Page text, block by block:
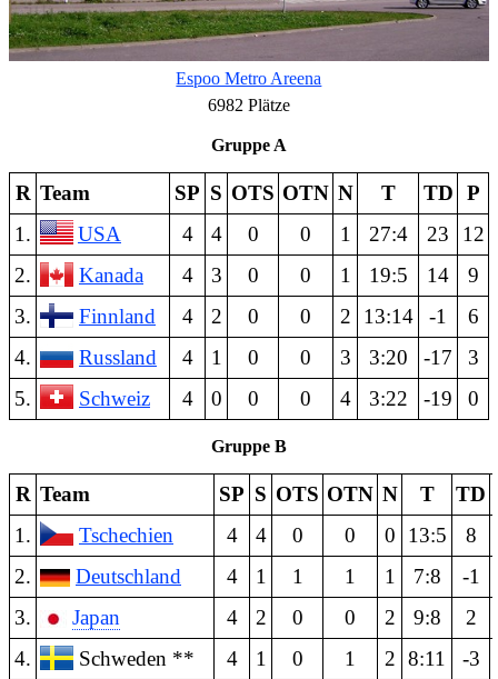
Espoo Metro Areena
6982 Plätze
Gruppe A
R Team SP S OTS OTN N T TD
P
1.
USA 4 4 0 0 1 27:4 23
12
2.
Kanada 4 3 0 0 1 19:5 14
9
3.
Finnland 4 2 0 0 2 13:14 -1
6
4.
Russland 4 1 0 0 3 3:20 -17
3
5.
Schweiz 4 0 0 0 4 3:22 -19 0
Gruppe B
R Team SP S OTS OTN N T
TD
1.
Tschechien 4 4 0 0 0 13:5 8
2.
Deutschland 4 1 1 1 1 7:8
-1
3.
Japan 4 2 0 0 2 9:8
2
4.
Schweden ** 4 1 0 1 2 8:11
-3